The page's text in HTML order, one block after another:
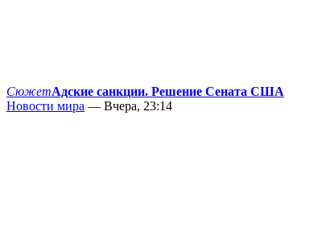
СюжетАдские санкции. Решение Сената США
Новости мира — Вчера, 23:14